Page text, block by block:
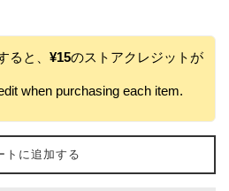
ると、 ¥15のストアクレジットが
when purchasing each item.
トに追加する